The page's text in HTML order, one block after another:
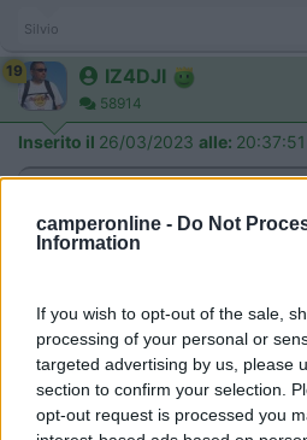
camperonline - Do Not
Information
If you wish to opt-out of the sale,
processing of your personal or
targeted advertising by us, please
section to confirm your selection.
opt-out request is processed you
Silvio
19 IZ4DJI
58914
Inserito il 26/03/2023 alle: 20:37:51
In risposta al messaggio diPinuVittdel
Un saluto a tutti, vorrei comprarmi un
camper per emergenza. Premetto che al
...
Se lo comperi comperalo decente,
nervoso se nel momento del
Secondo me per un camper